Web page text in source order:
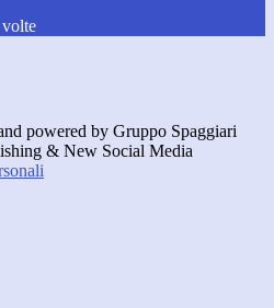
volte
powered by Gruppo Spaggiari
& New Social Media